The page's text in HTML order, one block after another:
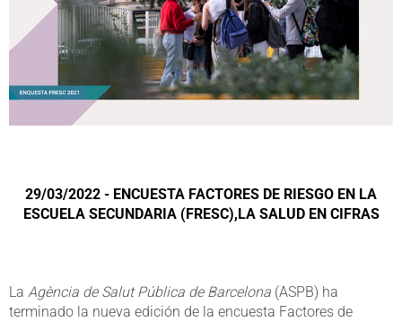
29/03/2022 - ENCUESTA FACTORES DE RIESGO EN LA
ESCUELA SECUNDARIA (FRESC),LA SALUD EN CIFRAS
La Agència de Salut Pública de Barcelona (ASPB) ha
terminado la nueva edición de la encuesta Factores de